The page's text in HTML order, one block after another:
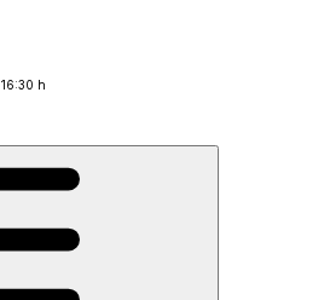
16:30 h